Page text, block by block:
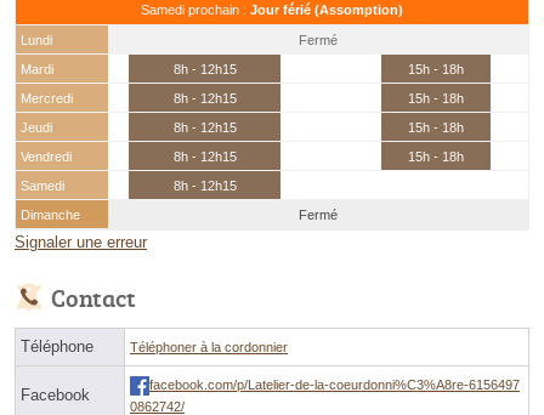
Samedi prochain : Jour férié (Assomption)
Lundi
Fermé
Mardi
8h - 12h15
15h - 18h
Mercredi
8h - 12h15
15h - 18h
Jeudi
8h - 12h15
15h - 18h
Vendredi
8h - 12h15
15h - 18h
Samedi
8h - 12h15
Dimanche
Fermé
Signaler une erreur
Contact
Téléphone Téléphoner à la cordonnier
Facebook
facebook.com/p/Latelier-de-la-coeurdonni%C3%A8re-6156497
0862742/